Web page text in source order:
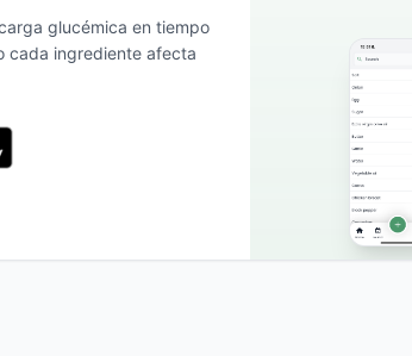
glucémica en tiempo
cada ingrediente afecta